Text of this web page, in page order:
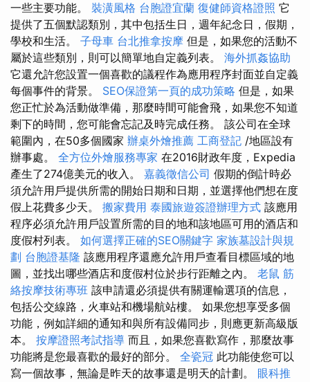
一些主要功能。 裝潢風格 台胞證宜蘭 復健師資格證照 它
提供了五個默認類別，其中包括生日，週年紀念日，假期，
學校和生活。 子母車 台北推拿按摩 但是，如果您的活動不
屬於這些類別，則可以簡單地自定義列表。 海外抓姦協助
它還允許您設置一個喜歡的議程作為應用程序封面並自定義
每個事件的背景。 SEO保證第一頁的成功策略 但是，如果
您正忙於為活動做準備，那麼時間可能會飛，如果您不知道
剩下的時間，您可能會忘記及時完成任務。 該公司在全球
範圍內，在50多個國家 辦桌外燴推薦 工商登記 /地區設有
辦事處。 全方位外燴服務專家 在2016財政年度，Expedia
產生了274億美元的收入。 嘉義徵信公司 假期的倒計時必
須允許用戶提供所需的開始日期和日期，並選擇他們想在度
假上花費多少天。 搬家費用 泰國旅遊簽證辦理方式 該應用
程序必須允許用戶設置所需的目的地和該地區可用的酒店和
度假村列表。 如何選擇正確的SEO關鍵字 家族墓設計與規
劃 台胞證基隆 該應用程序還應允許用戶查看目標區域的地
圖，並找出哪些酒店和度假村位於步行距離之內。 老鼠 筋
絡按摩技術專班 該申請還必須提供有關運輸選項的信息，
包括公交線路，火車站和機場航站樓。 如果您想享受多個
功能，例如詳細的通知和與所有設備同步，則應更新高級版
本。 按摩證照考試指導 而且，如果您喜歡寫作，那麼故事
功能將是您最喜歡的最好的部分。 全瓷冠 此功能使您可以
寫一個故事，無論是昨天的故事還是明天的計劃。 眼科推